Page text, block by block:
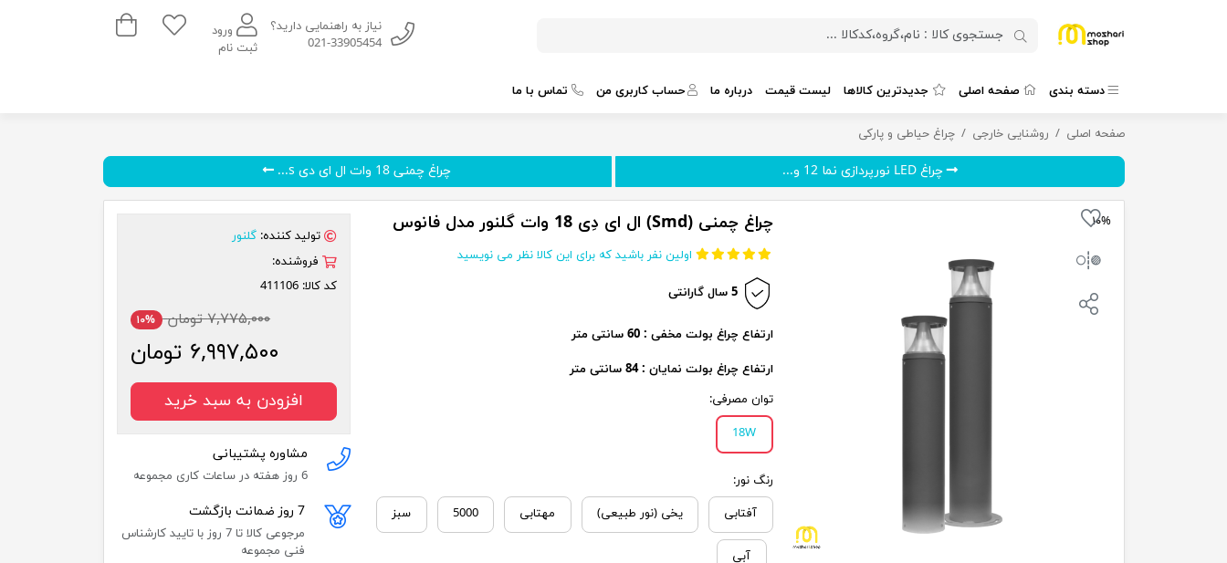
نیاز به راهنمایی دارید؟
021-33905454
ورود
ثبت نام
سبد خرید
دسته بندی صفحه اصلی جدیدترین کالاها لیست قیمت درباره ما حساب کاربری من تماس با ما
صفحه اصلی روشنایی خارجی چراغ حیاطی و پارکی چراغ چمنی (Smd) ال ای دِی 18 وات گلنور مدل فانوس
چراغ LED نورپردازی نما 12 و... چراغ چمنی 18 وات ال ای دی s...
۱۰% چراغ چمنی (Smd) ال ای دِی 18 وات گلنور مدل فانوس
اولین نفر باشید که برای این کالا نظر می نویسید
5 سال گارانتی
ارتفاع چراغ بولت مخفی : 60 سانتی متر
ارتفاع چراغ بولت نمایان : 84 سانتی متر
توان مصرفی:
18W
رنگ نور:
آفتابی یخی (نور طبیعی) مهتابی 5000 سبز
آبی
تولید کننده: گلنور
فروشنده:
کد کالا: 411106
۷,۷۷۵,۰۰۰ تومان ۱۰%
۶,۹۹۷,۵۰۰ تومان
افزودن به سبد خرید
مشاوره پشتیبانی
6 روز هفته در ساعات کاری مجموعه
7 روز ضمانت بازگشت
مرجوعی کالا تا 7 روز با تایید کارشناس
فنی مجموعه